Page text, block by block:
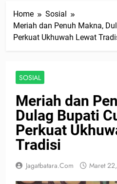
Home
Sosial
Meriah dan Penuh Makna,
Perkuat Ukhuwah Lewat
SOSIAL
Meriah dan
Dulag Bupati
Perkuat
Tradisi
Jagatbatara.com Maret